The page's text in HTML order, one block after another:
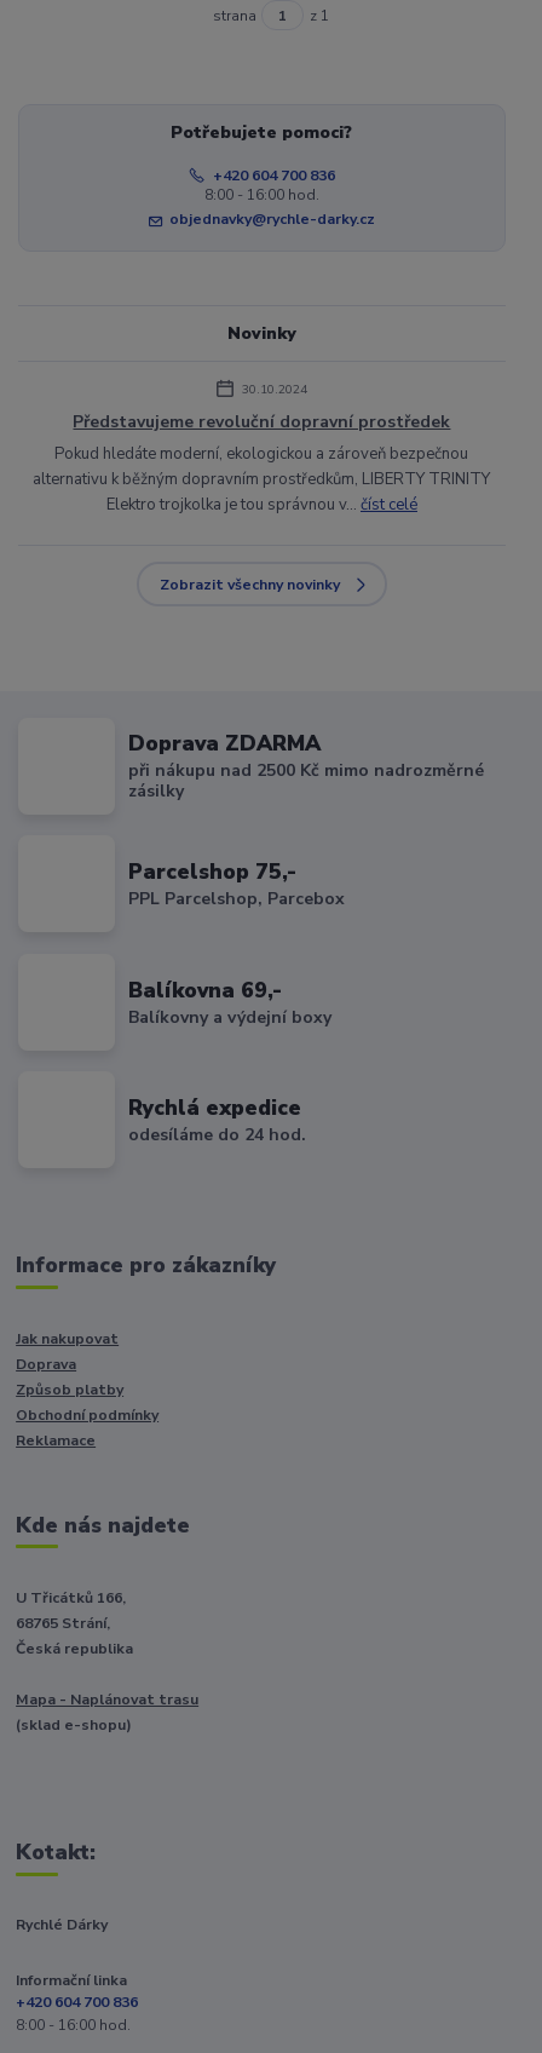
strana z 1
Potřebujete pomoci?
+420 604 700 836
8:00 - 16:00 hod.
objednavky@rychle-darky.cz
Novinky
30.10.2024
Představujeme revoluční dopravní prostředek
Pokud hledáte moderní, ekologickou a zároveň bezpečnou
alternativu k běžným dopravním prostředkům, LIBERTY TRINITY
Elektro trojkolka je tou správnou v... číst celé
Zobrazit všechny novinky
Doprava ZDARMA
při nákupu nad 2500 Kč mimo nadrozměrné
zásilky
Parcelshop 75,-
PPL Parcelshop, Parcebox
Balíkovna 69,-
Balíkovny a výdejní boxy
Rychlá expedice
odesíláme do 24 hod.
Informace pro zákazníky
Jak nakupovat
Doprava
Způsob platby
Obchodní podmínky
Reklamace
Kde nás najdete
U Třicátků 166,
68765 Strání,
Česká republika
Mapa - Naplánovat trasu
(sklad e-shopu)
Kotakt:
Rychlé Dárky
Informační linka
+420 604 700 836
8:00 - 16:00 hod.